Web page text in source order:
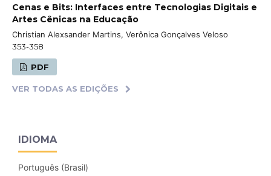
Cenas e Bits: Interfaces entre Tecnologias Digitais e
Artes Cênicas na Educação
Christian Alexsander Martins, Verônica Gonçalves Veloso
353-358
PDF
VER TODAS AS EDIÇÕES
IDIOMA
Português (Brasil)